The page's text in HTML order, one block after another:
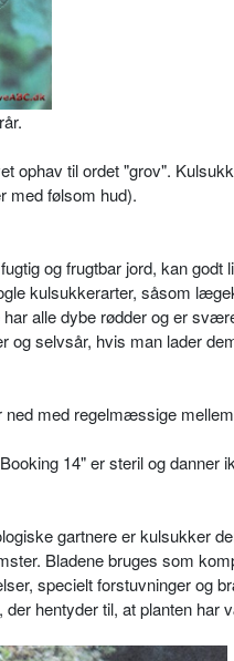
ophav til ordet "grov".
med følsom hud).
og frugtbar jord, kan
kulsukkerarter, såsom
alle dybe rødder og er
og selvsår, hvis man lader
med regelmæssige
14" er steril og danner
gartnere er kulsukker
Bladene bruges som
specielt forstuvninger og
hentyder til, at planten har